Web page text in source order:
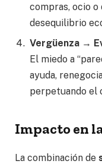
compras, ocio
desequilibrio
Vergüenza →
El miedo a
ayuda,
perpetuando el
Impacto en
La combinación de